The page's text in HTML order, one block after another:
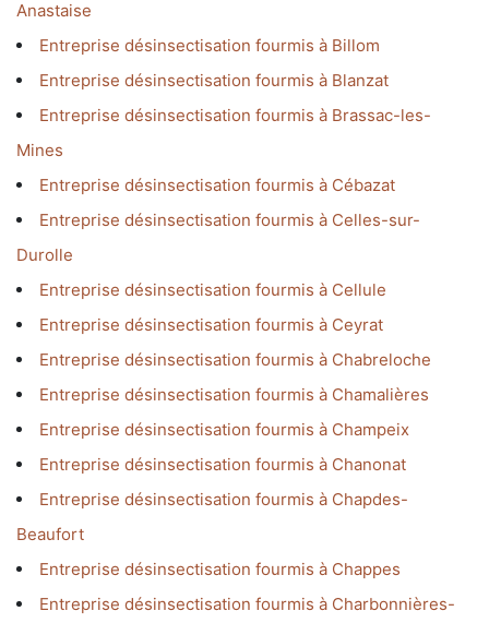
Anastaise
Entreprise désinsectisation fourmis à Billom
Entreprise désinsectisation fourmis à Blanzat
Entreprise désinsectisation fourmis à Brassac-les-
Mines
Entreprise désinsectisation fourmis à Cébazat
Entreprise désinsectisation fourmis à Celles-sur-
Durolle
Entreprise désinsectisation fourmis à Cellule
Entreprise désinsectisation fourmis à Ceyrat
Entreprise désinsectisation fourmis à Chabreloche
Entreprise désinsectisation fourmis à Chamalières
Entreprise désinsectisation fourmis à Champeix
Entreprise désinsectisation fourmis à Chanonat
Entreprise désinsectisation fourmis à Chapdes-
Beaufort
Entreprise désinsectisation fourmis à Chappes
Entreprise désinsectisation fourmis à Charbonnières-